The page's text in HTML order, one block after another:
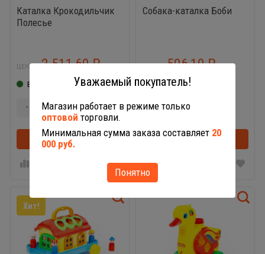
Каталка Крокодильчик
Полесье
ЦЕНА: 2 511,60₽
В наличии
- +
В корзину
Собака-каталка Боби
506,10₽
В наличии
-
В корзину
Хит!
Уважаемый покупатель!
Магазин работает в режиме только
оптовой торговли.
Минимальная сумма заказа составляет 20
000 руб.
Понятно